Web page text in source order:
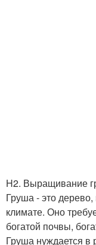
H2. Выращивание
Груша - это
климате. Оно
богатой почвы,
Груша нуждается в